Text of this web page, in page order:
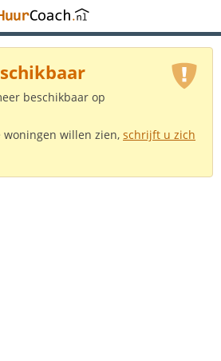
beschikbaar op
willen zien, schrijft u zich